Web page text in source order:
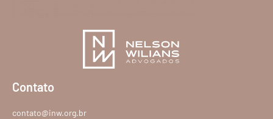
Contato
contato@inw.org.br